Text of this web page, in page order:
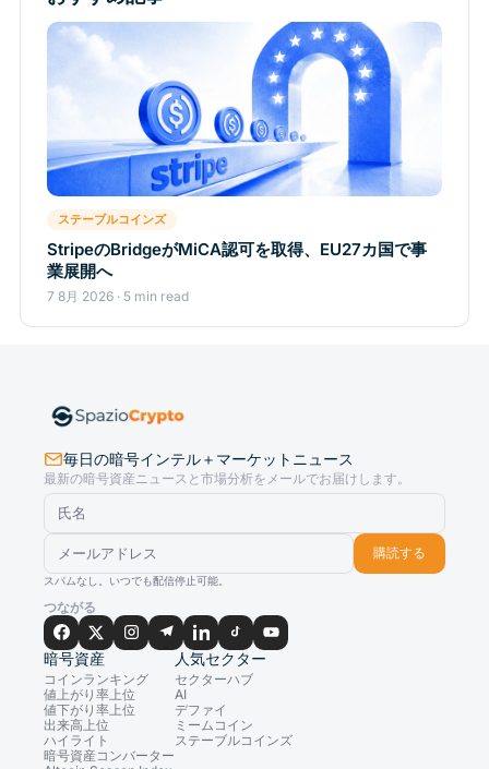
ステーブルコインズ
StripeのBridgeがMiCA認可を取得、EU27カ国で事
業展開へ
7 8月 2026 · 5 min read
毎日の暗号インテル＋マーケットニュース
最新の暗号資産ニュースと市場分析をメールでお届けします。
購読する
スパムなし。いつでも配信停止可能。
つながる
暗号資産
コインランキング
値上がり率上位
値下がり率上位
出来高上位
ハイライト
暗号資産コンバーター
人気セクター
セクターハブ
AI
デファイ
ミームコイン
ステーブルコインズ